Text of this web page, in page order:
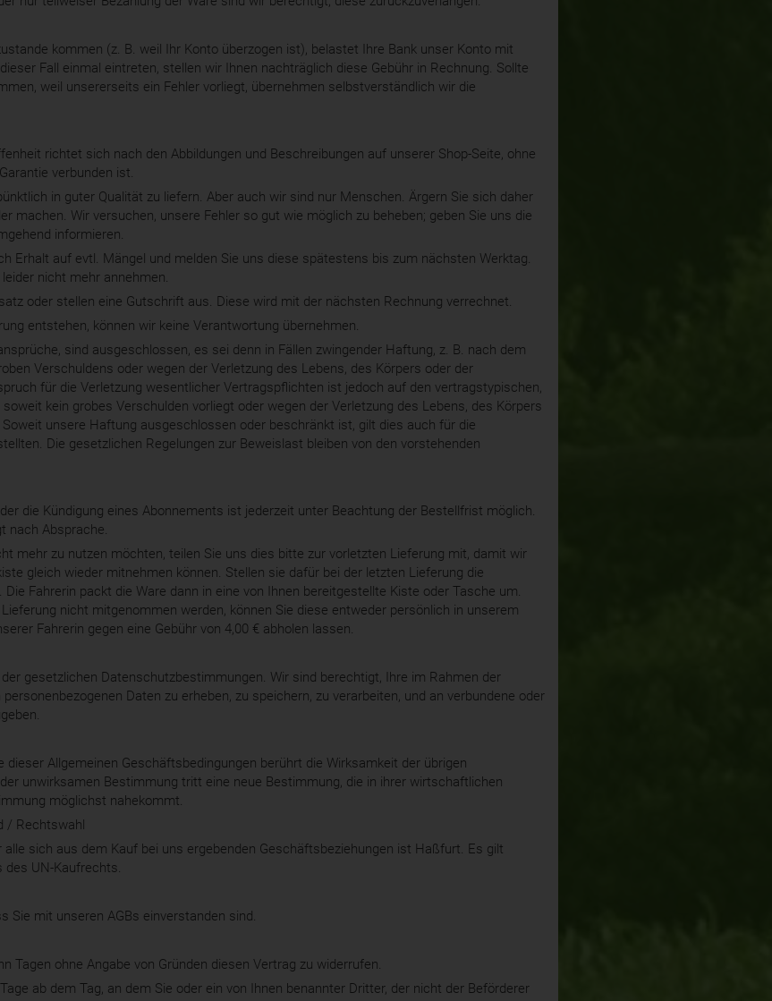
kommen (z. B. weil Ihr Konto überzogen ist), belastet Ihre Bank unser Konto mit
Fall einmal eintreten, stellen wir Ihnen nachträglich diese Gebühr in Rechnung. Sollte
weil unsererseits ein Fehler vorliegt, übernehmen selbstverständlich wir die
richtet sich nach den Abbildungen und Beschreibungen auf unserer Shop-Seite, ohne
verbunden ist.
in guter Qualität zu liefern. Aber auch wir sind nur Menschen. Ärgern Sie sich daher
machen. Wir versuchen, unsere Fehler so gut wie möglich zu beheben; geben Sie uns die
informieren.
Erhalt auf evtl. Mängel und melden Sie uns diese spätestens bis zum nächsten Werktag.
nicht mehr annehmen.
oder stellen eine Gutschrift aus. Diese wird mit der nächsten Rechnung verrechnet.
entstehen, können wir keine Verantwortung übernehmen.
sind ausgeschlossen, es sei denn in Fällen zwingender Haftung, z. B. nach dem
Verschuldens oder wegen der Verletzung des Lebens, des Körpers oder der
für die Verletzung wesentlicher Vertragspflichten ist jedoch auf den vertragstypischen,
kein grobes Verschulden vorliegt oder wegen der Verletzung des Lebens, des Körpers
unsere Haftung ausgeschlossen oder beschränkt ist, gilt dies auch für die
Die gesetzlichen Regelungen zur Beweislast bleiben von den vorstehenden
die Kündigung eines Abonnements ist jederzeit unter Beachtung der Bestellfrist möglich.
nach Absprache.
mehr zu nutzen möchten, teilen Sie uns dies bitte zur vorletzten Lieferung mit, damit wir
gleich wieder mitnehmen können. Stellen sie dafür bei der letzten Lieferung die
Fahrerin packt die Ware dann in eine von Ihnen bereitgestellte Kiste oder Tasche um.
nicht mitgenommen werden, können Sie diese entweder persönlich in unserem
Fahrerin gegen eine Gebühr von 4,00 € abholen lassen.
gesetzlichen Datenschutzbestimmungen. Wir sind berechtigt, Ihre im Rahmen der
Daten zu erheben, zu speichern, zu verarbeiten, und an verbundene oder
dieser Allgemeinen Geschäftsbedingungen berührt die Wirksamkeit der übrigen
unwirksamen Bestimmung tritt eine neue Bestimmung, die in ihrer wirtschaftlichen
möglichst nahekommt.
/ Rechtswahl
sich aus dem Kauf bei uns ergebenden Geschäftsbeziehungen ist Haßfurt. Es gilt
UN-Kaufrechts.
Sie mit unseren AGBs einverstanden sind.
Tagen ohne Angabe von Gründen diesen Vertrag zu widerrufen.
ab dem Tag, an dem Sie oder ein von Ihnen benannter Dritter, der nicht der Beförderer